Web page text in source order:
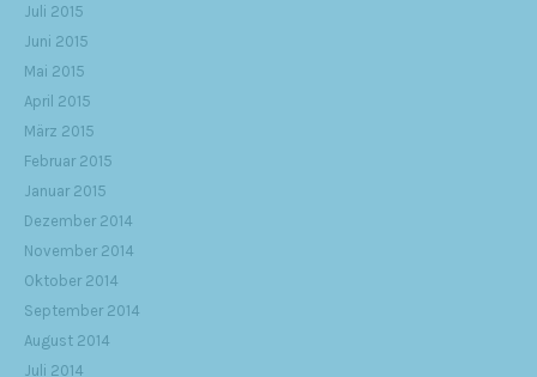
Juli 2015
Juni 2015
Mai 2015
April 2015
März 2015
Februar 2015
Januar 2015
Dezember 2014
November 2014
Oktober 2014
September 2014
August 2014
Juli 2014